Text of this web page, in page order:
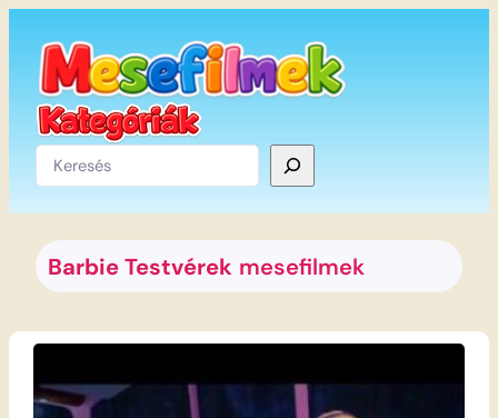
tartalomhoz
Keresés
Barbie Testvérek mesefilmek